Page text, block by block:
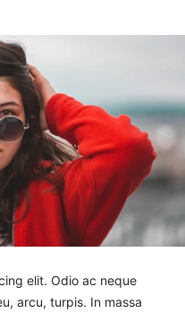
elit. Odio ac neque
arcu, turpis. In massa